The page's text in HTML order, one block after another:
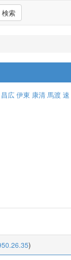
検索
広 伊東 康清 馬渡 速
)